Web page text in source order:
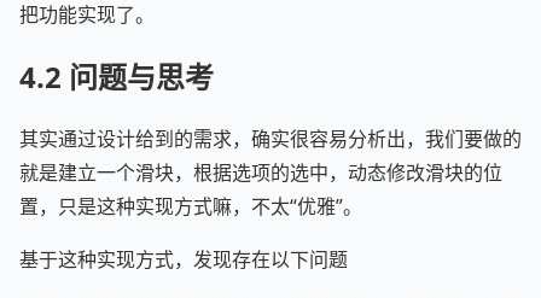
把功能实现了。
4.2 问题与思考
其实通过设计给到的需求，确实很容易分析出，我们要做的
就是建立一个滑块，根据选项的选中，动态修改滑块的位
置，只是这种实现方式嘛，不太“优雅”。
基于这种实现方式，发现存在以下问题